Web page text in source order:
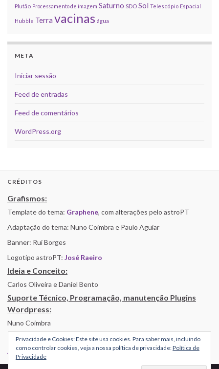
Plutão Processamento de imagem Saturno SDO Sol Telescópio Espacial
Hubble Terra vacinas água
META
Iniciar sessão
Feed de entradas
Feed de comentários
WordPress.org
CRÉDITOS
Grafismos:
Template do tema: Graphene, com alterações pelo astroPT
Adaptação do tema: Nuno Coimbra e Paulo Aguiar
Banner: Rui Borges
Logotipo astroPT: José Raeiro
Ideia e Conceito:
Carlos Oliveira e Daniel Bento
Suporte Técnico, Programação, manutenção Plugins
Wordpress:
Nuno Coimbra
Alojamento por Simbiose
Privacidade e Cookies: Este site usa cookies. Para saber mais, incluindo
como controlar cookies, veja a nossa política de privacidade:Política de
Privacidade